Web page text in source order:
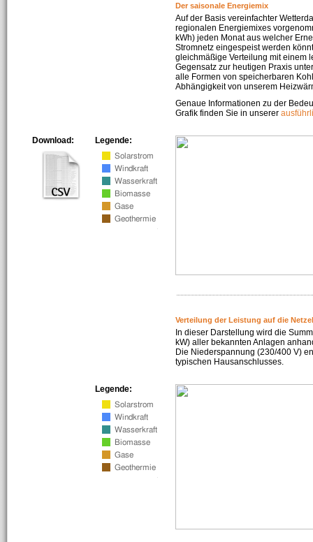
Der saisonale Energiemix
Auf der Basis vereinfachter
regionalen Energiemixes
kWh) jeden Monat aus welcher
Stromnetz eingespeist werden
gleichmäßige Verteilung mit einem
Gegensatz zur heutigen Praxis
alle Formen von speicherbaren
Abhängigkeit von unserem
Genaue Informationen zu der
Grafik finden Sie in unserer
Legende:
Download:
Verteilung der Leistung auf die
In dieser Darstellung wird die
kW) aller bekannten Anlagen
Die Niederspannung (230/400 V)
typischen Hausanschlusses.
Legende: